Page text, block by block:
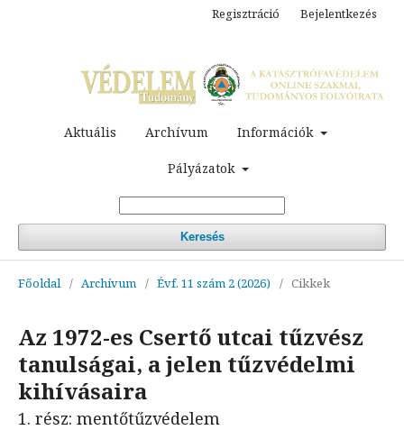
Aktuális Archívum Információk
Pályázatok
Keresés
Regisztráció Bejelentkezés
Főoldal / Archívum / Évf. 11 szám 2 (2026) / Cikkek
Az 1972-es Csertő utcai tűzvész
tanulságai, a jelen tűzvédelmi
kihívásaira
1. rész: mentőtűzvédelem